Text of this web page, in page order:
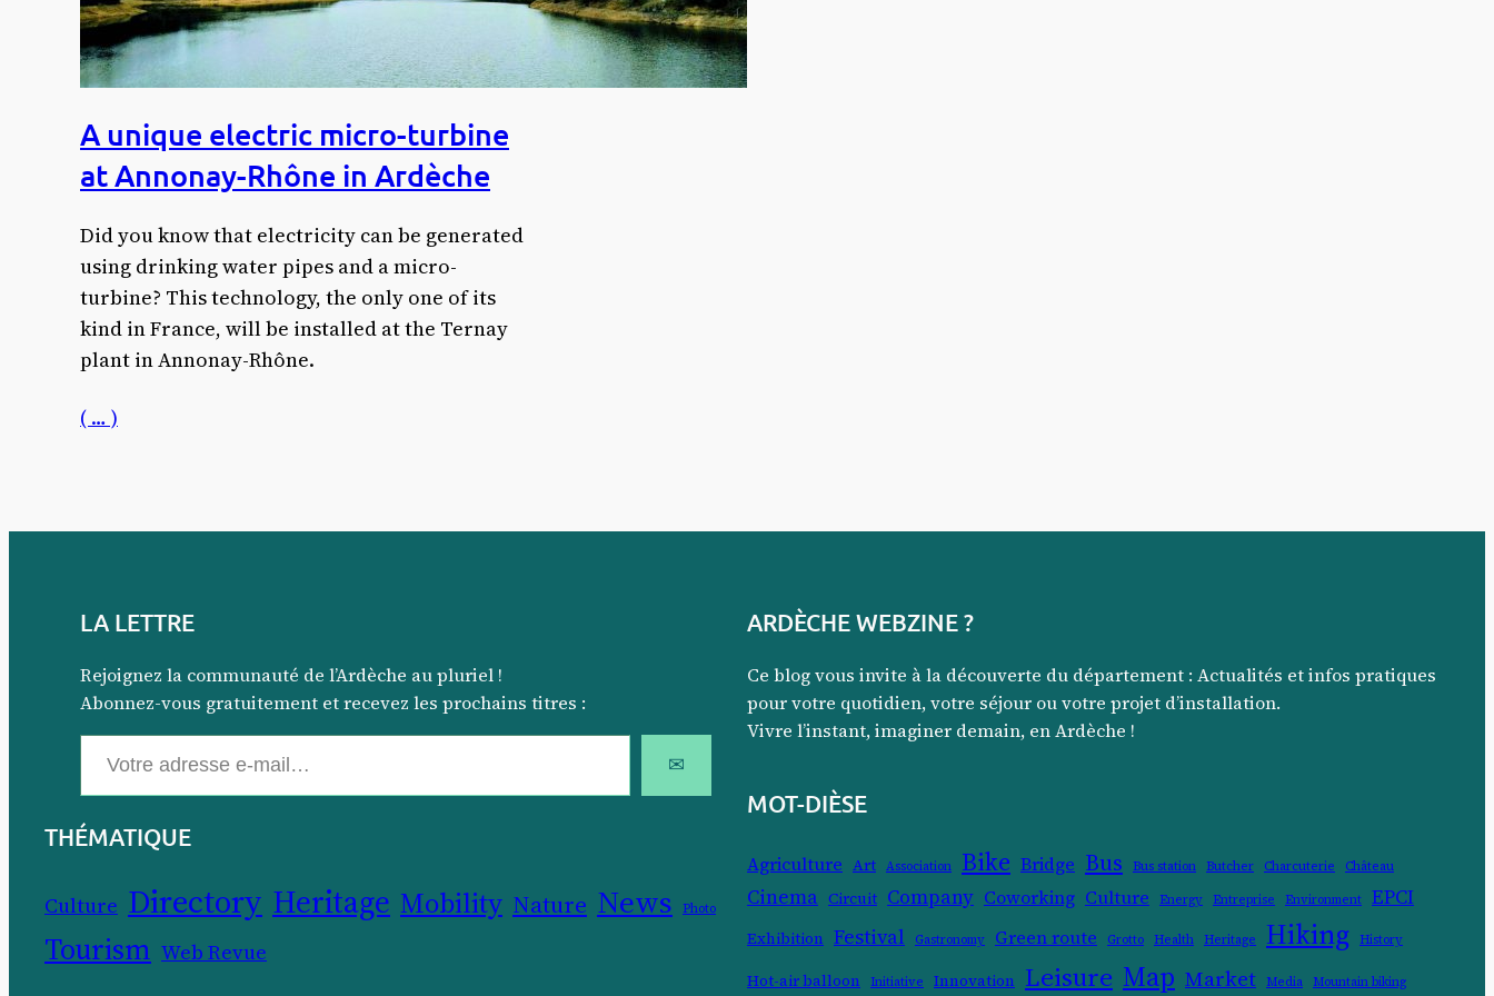
A unique electric micro-turbine
at Annonay-Rhône in Ardèche
Did you know that electricity can be generated
using drinking water pipes and a micro-
turbine? This technology, the only one of its
kind in France, will be installed at the Ternay
plant in Annonay-Rhône.
( … )
LA LETTRE
Rejoignez la communauté de l’Ardèche au pluriel !
Abonnez-vous gratuitement et recevez les prochains titres :
Votre adresse e-mail…
✉
THÉMATIQUE
Culture Directory Heritage Mobility Nature News Photo
Tourism Web Revue
ARDÈCHE WEBZINE ?
Ce blog vous invite à la découverte du département : Actualités et infos pratiques
pour votre quotidien, votre séjour ou votre projet d’installation.
Vivre l’instant, imaginer demain, en Ardèche !
MOT-DIÈSE
Agriculture Art Association Bike Bridge Bus Bus station Butcher Charcuterie Château
Cinema Circuit Company Coworking Culture Energy Entreprise Environment EPCI
Exhibition Festival Gastronomy Green route Grotto Health Heritage Hiking History
Hot-air balloon Initiative Innovation Leisure Map Market Media Mountain biking